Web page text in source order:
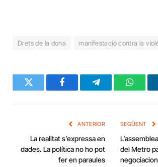
Drets de la dona manifestació contra la
Twitter FacebookTelegram
ANTERIOR
La realitat s’expressa en
dades. La política no ho pot
fer en paraules
SEGÜENT
del Metro